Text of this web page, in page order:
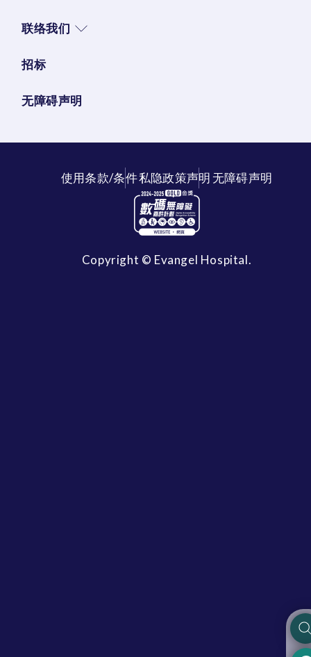
联络我们
招标
无障碍声明
使用条款/条件私隐政策声明无障碍声明
Copyright © Evangel Hospital.